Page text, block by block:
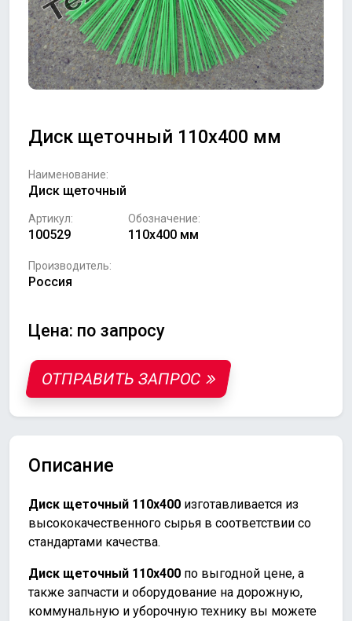
Диск щеточный 110х400 мм
Наименование:
Диск щеточный
Артикул:
100529
Обозначение:
110х400 мм
Производитель:
Россия
Цена: по запросу
ОТПРАВИТЬ ЗАПРОС
Описание
Диск щеточный 110х400 изготавливается из
высококачественного сырья в соответствии со
стандартами качества.
Диск щеточный 110х400 по выгодной цене, а
также запчасти и оборудование на дорожную,
коммунальную и уборочную технику вы можете